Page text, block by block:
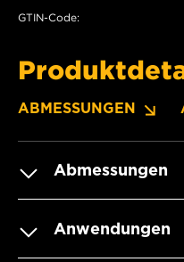
GTIN-Code:
ABMESSUNGEN
Abmessungen
Anwendungen